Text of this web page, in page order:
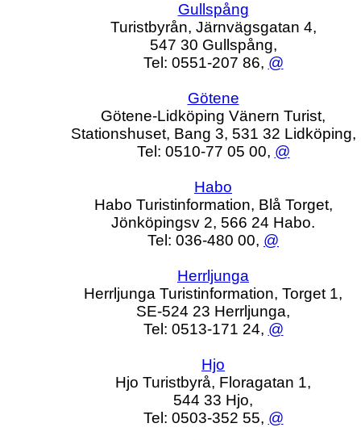
Gullspång
Turistbyrån, Järnvägsgatan 4,
547 30 Gullspång,
Tel: 0551-207 86, @
Götene
Götene-Lidköping Vänern Turist,
Stationshuset, Bang 3, 531 32 Lidköping,
Tel: 0510-77 05 00, @
Habo
Habo Turistinformation, Blå Torget,
Jönköpingsv 2, 566 24 Habo.
Tel: 036-480 00, @
Herrljunga
Herrljunga Turistinformation, Torget 1,
SE-524 23 Herrljunga,
Tel: 0513-171 24, @
Hjo
Hjo Turistbyrå, Floragatan 1,
544 33 Hjo,
Tel: 0503-352 55, @